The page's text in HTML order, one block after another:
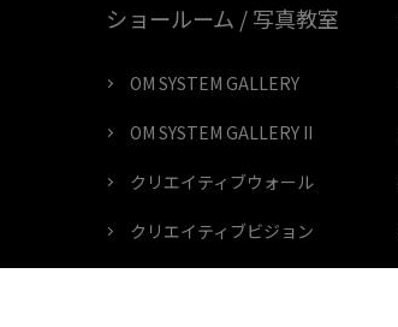
ショールーム / 写真教室
OM SYSTEM GALLERY
OM SYSTEM GALLERY II
クリエイティブウォール
クリエイティブビジョン